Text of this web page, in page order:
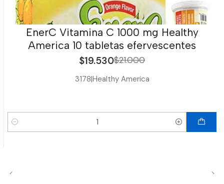
EnerC Vitamina C 1000 mg Healthy
America 10 tabletas efervescentes
$19.530$21.000
3178|Healthy America
Cantidad